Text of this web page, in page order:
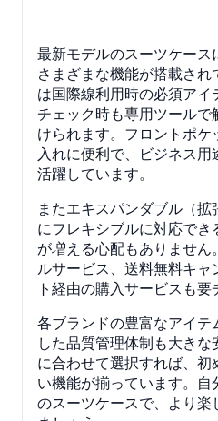
最新モデルのスーツケース
さまざまな機能が搭載され
は国際線利用時の必須アイ
チェック時も専用ツールで
けられます。フロントポケ
入れに便利で、ビジネス用
活躍しています。
またエキスパンダブル（
にフレキシブルに対応で
が増える心配もありません
ルサービス、送料無料キャ
ト経由の購入サービスも要
各ブランドの豊富なアイテ
した品質管理体制も大き
に合わせて選択すれば、初
い機能が揃っています。自
のスーツケースで、より楽